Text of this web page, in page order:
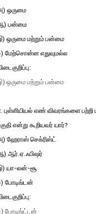
ஒருமை
பன்மை
ஒருமை மற்றும் பன்மை
மேற்சொன்ன எதுவுமல்ல
ஒருமை மற்றும் பன்மை
புள்ளியியல் எண் விவரங்களை பற்றி
என்று கூறியவர் யார்?
ஹேராஸ் செக்ரிஸ்ட்
ஆர்.ஏ.ஃபிஷர்
யா-லன்-சூ
போடிங்டன்
போடிங்ட்டன்